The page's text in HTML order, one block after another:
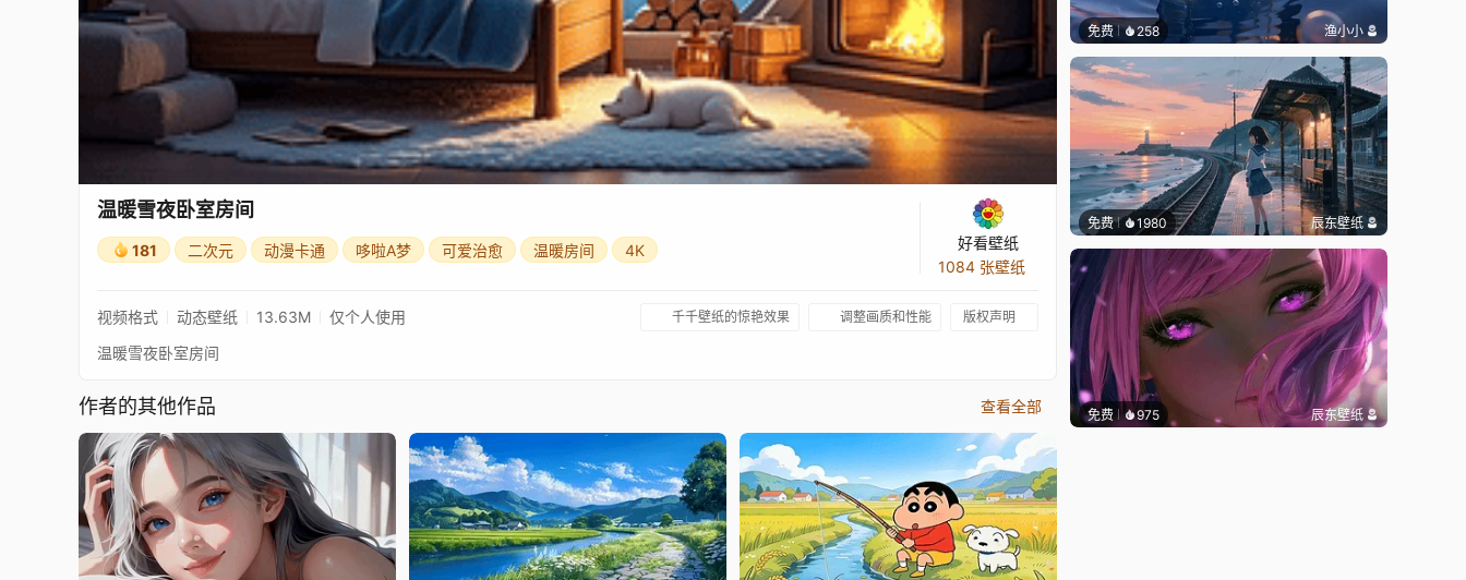
温暖雪夜卧室房间
181 二次元 动漫卡通 哆啦A梦 可爱治愈 温暖房间 4K
好看壁纸
1084 张壁纸
视频格式 动态壁纸 13.63M 仅个人使用 千千壁纸的惊艳效果 调整画质和性能 版权声明
温暖雪夜卧室房间
作者的其他作品 查看全部
免费 258 渔小小
免费 1980 辰东壁纸
免费 975 辰东壁纸